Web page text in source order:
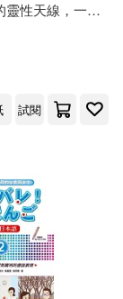
靈性天線，一起
回家之路 (電子
試閱